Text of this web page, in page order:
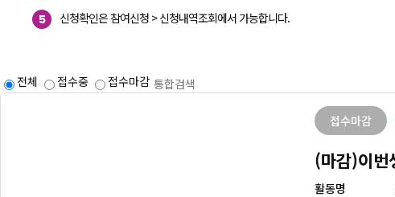
5 신청확인은 참여신청 > 신청내역조회에서 가능합니다.
전체 접수중 접수마감
접수마감
(마감)이번
활동명